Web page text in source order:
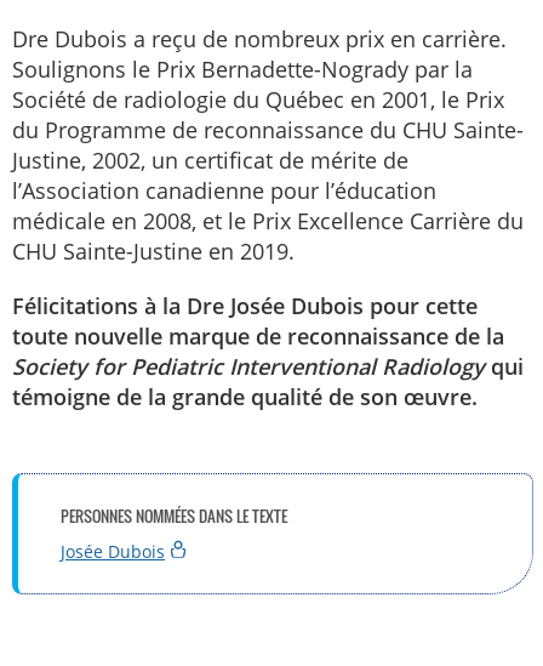
Dre Dubois a reçu de nombreux prix en carrière.
Soulignons le Prix Bernadette-Nogrady par la
Société de radiologie du Québec en 2001, le Prix
du Programme de reconnaissance du CHU Sainte-
Justine, 2002, un certificat de mérite de
l’Association canadienne pour l’éducation
médicale en 2008, et le Prix Excellence Carrière du
CHU Sainte-Justine en 2019.
Félicitations à la Dre Josée Dubois pour cette
toute nouvelle marque de reconnaissance de la
Society for Pediatric Interventional Radiologyqui
témoigne de la grande qualité de son œuvre.
PERSONNES NOMMÉES DANS LE TEXTE
Josée Dubois